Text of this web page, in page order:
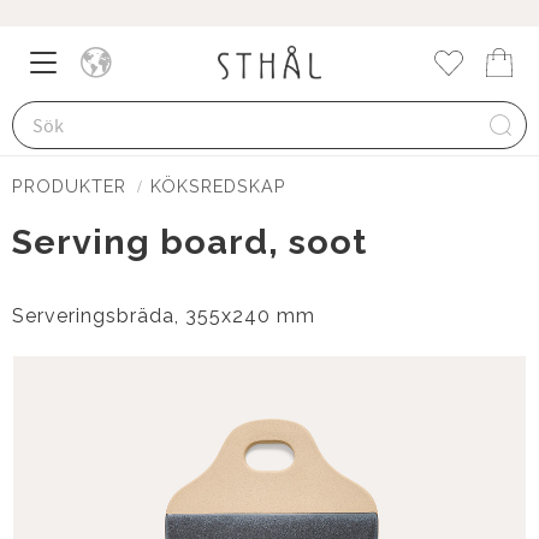
Meny
PRODUKTER KÖKSREDSKAP
Serving board, soot
Serveringsbräda, 355x240 mm